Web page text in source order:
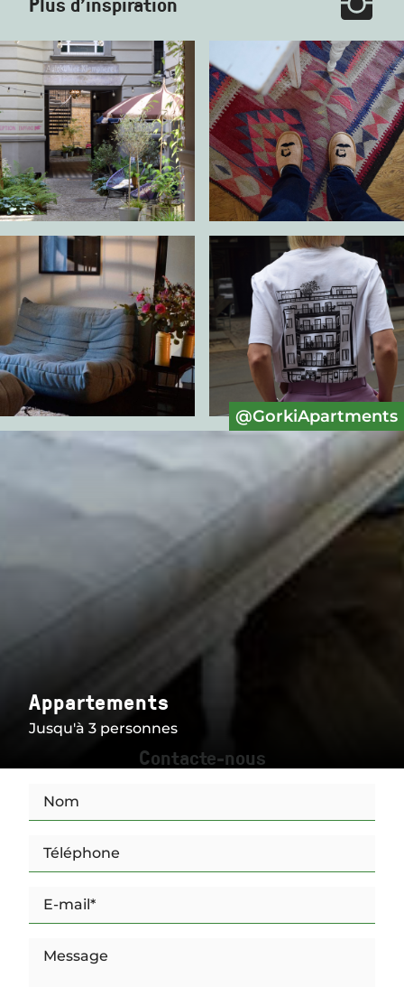
Appartements
Jusqu'à 3 personnes
@GorkiApartments
Contacte-nous